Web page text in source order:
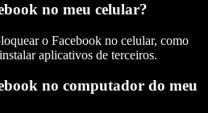
no meu celular?
o Facebook no celular, como
aplicativos de terceiros.
no computador do meu